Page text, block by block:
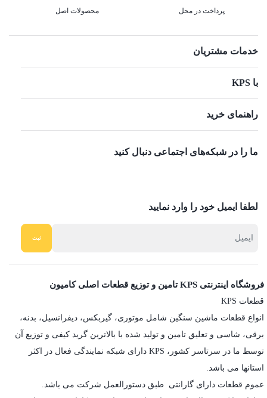
پرداخت در محل محصولات اصل
خدمات مشتریان
با KPS
راهنمای خرید
ما را در شبکه‌های اجتماعی دنبال کنید
لطفا ایمیل خود را وارد نمایید
فروشگاه اینترنتی KPS تامین و توزیع قطعات اصلی کامیون
قطعات KPS
انواع قطعات ماشین سنگین شامل موتوری، گیربکس، دیفرانسیل، بدنه،
برقی، شاسی و تعلیق تامین و تولید شده با بالاترین گرید کیفی و توزیع آن
توسط ما در سرتاسر کشور، KPS دارای شبکه نمایندگی فعال در اکثر
استانها می باشد.
عموم قطعات دارای گارانتی طبق دستورالعمل شرکت می باشد.